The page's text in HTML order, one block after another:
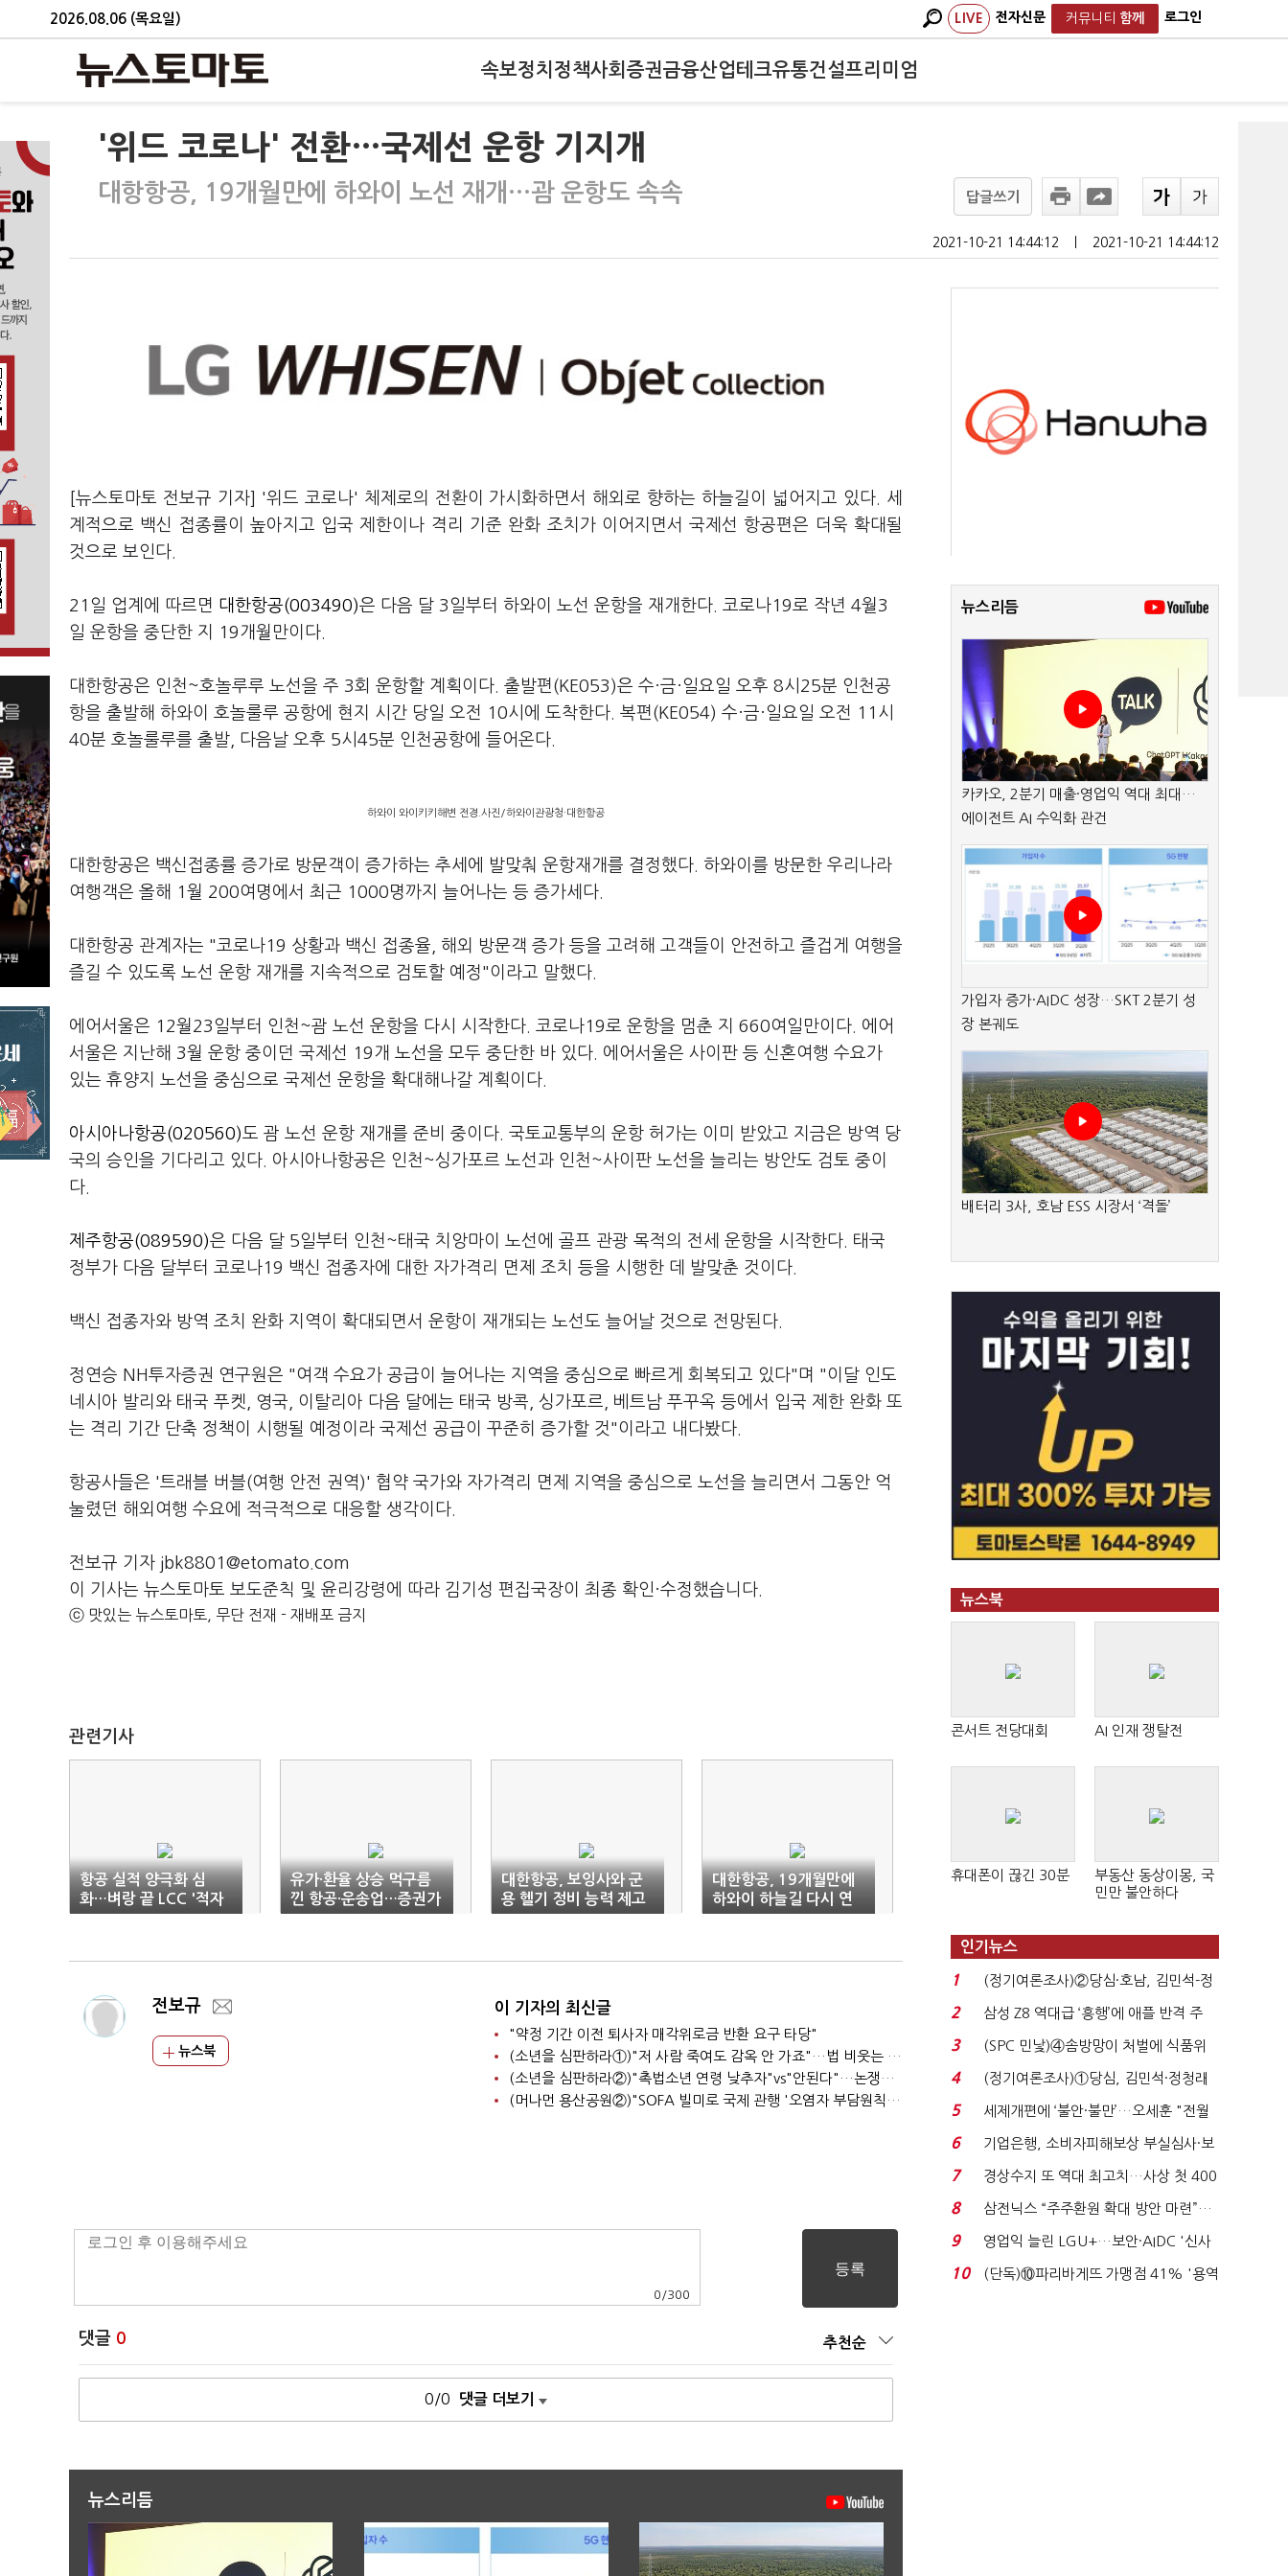
2026.08.06 (목요일) LIVE 전자신문 커뮤니티 함께 로그인
속보정치 정책사회 증권금융산업테크유통건설프리미엄
'위드 코로나' 전환…국제선 운항 기지개
대항항공, 19개월만에 하와이 노선 재개…괌 운항도 속속 답글쓰기
2021-10-21 14:44:12 2021-10-21 14:44:12
[뉴스토마토 전보규 기자] '위드 코로나' 체제로의 전환이 가시화하면서 해외로 향하는 하늘길이 넓어지고 있다. 세
계적으로 백신 접종률이 높아지고 입국 제한이나 격리 기준 완화 조치가 이어지면서 국제선 항공편은 더욱 확대될
것으로 보인다.
21일 업계에 따르면 대한항공(003490)은 다음 달 3일부터 하와이 노선 운항을 재개한다. 코로나19로 작년 4월3
일 운항을 중단한 지 19개월만이다.
대한항공은 인천~호놀루루 노선을 주 3회 운항할 계획이다. 출발편(KE053)은 수·금·일요일 오후 8시25분 인천공
항을 출발해 하와이 호놀룰루 공항에 현지 시간 당일 오전 10시에 도착한다. 복편(KE054) 수·금·일요일 오전 11시
40분 호놀룰루를 출발, 다음날 오후 5시45분 인천공항에 들어온다.
하와이 와이키키해변 전경.사진/하와이관광청·대한항공
대한항공은 백신접종률 증가로 방문객이 증가하는 추세에 발맞춰 운항재개를 결정했다. 하와이를 방문한 우리나라
여행객은 올해 1월 200여명에서 최근 1000명까지 늘어나는 등 증가세다.
대한항공 관계자는 "코로나19 상황과 백신 접종율, 해외 방문객 증가 등을 고려해 고객들이 안전하고 즐겁게 여행을
즐길 수 있도록 노선 운항 재개를 지속적으로 검토할 예정"이라고 말했다.
에어서울은 12월23일부터 인천~괌 노선 운항을 다시 시작한다. 코로나19로 운항을 멈춘 지 660여일만이다. 에어
서울은 지난해 3월 운항 중이던 국제선 19개 노선을 모두 중단한 바 있다. 에어서울은 사이판 등 신혼여행 수요가
있는 휴양지 노선을 중심으로 국제선 운항을 확대해나갈 계획이다.
아시아나항공(020560)도 괌 노선 운항 재개를 준비 중이다. 국토교통부의 운항 허가는 이미 받았고 지금은 방역 당
국의 승인을 기다리고 있다. 아시아나항공은 인천~싱가포르 노선과 인천~사이판 노선을 늘리는 방안도 검토 중이
다.
제주항공(089590)은 다음 달 5일부터 인천~태국 치앙마이 노선에 골프 관광 목적의 전세 운항을 시작한다. 태국
정부가 다음 달부터 코로나19 백신 접종자에 대한 자가격리 면제 조치 등을 시행한 데 발맞춘 것이다.
백신 접종자와 방역 조치 완화 지역이 확대되면서 운항이 재개되는 노선도 늘어날 것으로 전망된다.
정연승 NH투자증권 연구원은 "여객 수요가 공급이 늘어나는 지역을 중심으로 빠르게 회복되고 있다"며 "이달 인도
네시아 발리와 태국 푸켓, 영국, 이탈리아 다음 달에는 태국 방콕, 싱가포르, 베트남 푸꾸옥 등에서 입국 제한 완화 또
는 격리 기간 단축 정책이 시행될 예정이라 국제선 공급이 꾸준히 증가할 것"이라고 내다봤다.
항공사들은 '트래블 버블(여행 안전 권역)' 협약 국가와 자가격리 면제 지역을 중심으로 노선을 늘리면서 그동안 억
눌렸던 해외여행 수요에 적극적으로 대응할 생각이다.
전보규 기자 jbk8801@etomato.com
이 기사는 뉴스토마토 보도준칙 및 윤리강령에 따라 김기성 편집국장이 최종 확인·수정했습니다.
ⓒ 맛있는 뉴스토마토, 무단 전재 - 재배포 금지
관련기사
항공 실적 양극화 심
화…벼랑 끝 LCC '적자
생존'
유가·환율 상승 먹구름
낀 항공·운송업…증권가
는 낙관
대한항공, 보잉사와 군
용 헬기 정비 능력 제고
협력
대한항공, 19개월만에
하와이 하늘길 다시 연
다
전보규
뉴스북
이 기자의 최신글
"약정 기간 이전 퇴사자 매각위로금 반환 요구 타당"
(소년을 심판하라①)"저 사람 죽여도 감옥 안 가죠"…법 비웃는 소년들
(소년을 심판하라②)"촉법소년 연령 낮추자"vs"안된다"…논쟁만 반복
(머나먼 용산공원②)"SOFA 빌미로 국제 관행 '오염자 부담원칙' 무시"
0 /300
댓글 0 추천순
0/0 댓글 더보기
뉴스리듬
뉴스리듬
카카오, 2분기 매출·영업익 역대 최대…
에이전트 AI 수익화 관건
가입자 증가·AIDC 성장…SKT 2분기 성
장 본궤도
배터리 3사, 호남 ESS 시장서 ‘격돌’
뉴스북
콘서트 전당대회 AI 인재 쟁탈전
휴대폰이 끊긴 30분
부동산 동상이몽, 국
민만 불안하다
인기뉴스
1
(정기여론조사)②당심·호남, 김민석-정
청래 '초접전'...
2
삼성 Z8 역대급 ‘흥행’에 애플 반격 주
목…9월 ‘폴...
3
(SPC 민낯)④솜방망이 처벌에 식품위
생법 위반 반복...
4
(정기여론조사)①당심, 김민석·정청래
'초접전'…대통령 ...
5
세제개편에 ‘불안·불만’…오세훈 "전월
세 구하기 더 ...
6
기업은행, 소비자피해보상 부실심사·보
이스피싱 공시 ...
7
경상수지 또 역대 최고치…사상 첫 400
억달러에 '3% 성...
8
삼전닉스 “주주환원 확대 방안 마련”…
로이터에 성명...
9
영업익 늘린 LGU+…보안·AIDC '신사
업 드라이브'...
10
(단독)⑩파리바게뜨 가맹점 41% '용역